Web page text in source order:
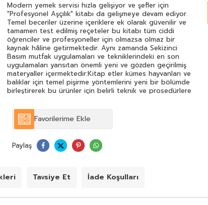
Modern yemek servisi hızla gelişiyor ve şefler için
"Profesyonel Aşçılık" kitabı da gelişmeye devam ediyor.
Temel beceriler üzerine içeriklere ek olarak güvenilir ve
tamamen test edilmiş reçeteler bu kitabı tüm ciddi
öğrenciler ve profesyoneller için olmazsa olmaz bir
kaynak hâline getirmektedir. Aynı zamanda Sekizinci
Basım mutfak uygulamaları ve tekniklerindeki en son
uygulamaları yansıtan önemli yeni ve gözden geçirilmiş
materyaller içermektedir:Kitap etler kümes hayvanları ve
balıklar için temel pişirme yöntemlerini yeni bir bölümde
birleştirerek bu ürünler için belirli teknik ve prosedürlere
sunumu ve tabak hazırlama hakkında güncellenmiş ve
yeni resimlerin eklendiği bir bölüm her tür yemek hizmeti
operasyonuna uygun modern sunumlar tasarlanması için
vide pişirme tekniği yeni "trend" reçeteleri ile daha fazla
pekiştiriliyor.Moleküler gastronomi hareketi bu teknikleri
Favorilerime Ekle
Paylaş
Tavsiye Et İade Koşulları